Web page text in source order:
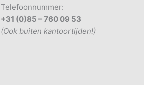
Telefoonnummer:
+31 (0)85 – 760 09 53
(Ook buiten kantoortijden!)